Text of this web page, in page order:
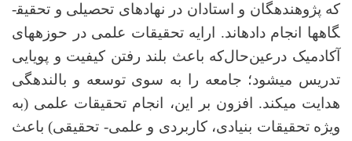
که پژوهنده­گان و استادان در نهادهای تحصیلی و تحقیق­
گاه­ها انجام داده­اند. ارایه تحقیقات علمی در حوزه­های
آکادمیک در‌عین‌حال‌که باعث بلند رفتن کیفیت و پویایی
تدریس می­شود؛ جامعه را به سوی توسعه و بالنده­گی
هدایت می­کند. افزون بر این­، انجام تحقیقات علمی (به
ویژه تحقیقات بنیادی، کاربردی و علمی- تحقیقی) باعث